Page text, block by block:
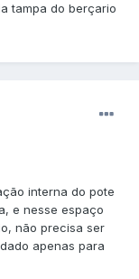
tampa do berçario
interna do pote
e nesse espaço
não precisa ser
apenas para